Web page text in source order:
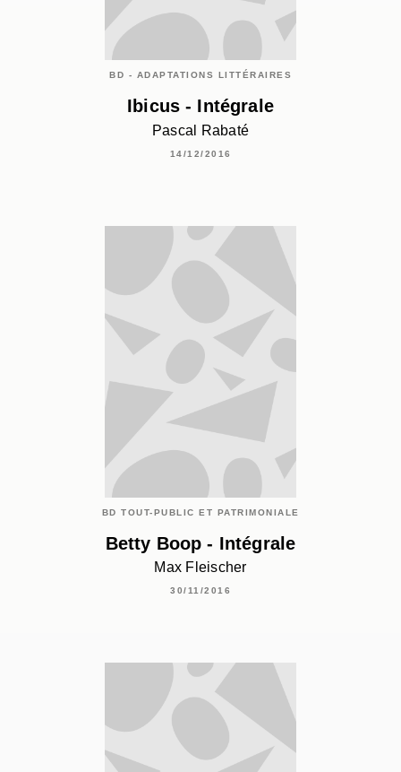
BD - ADAPTATIONS LITTÉRAIRES
Ibicus - Intégrale
Pascal Rabaté
14/12/2016
BD TOUT-PUBLIC ET PATRIMONIALE
Betty Boop - Intégrale
Max Fleischer
30/11/2016